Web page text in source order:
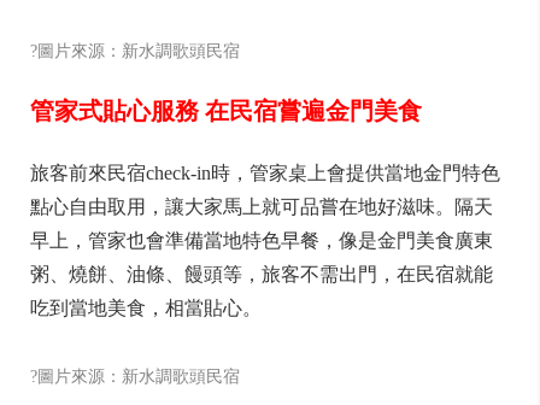
?圖片來源：新水調歌頭民宿
管家式貼心服務 在民宿嘗遍金門美食
旅客前來民宿check-in時，管家桌上會提供當地金門特色
點心自由取用，讓大家馬上就可品嘗在地好滋味。隔天
早上，管家也會準備當地特色早餐，像是金門美食廣東
粥、燒餅、油條、饅頭等，旅客不需出門，在民宿就能
吃到當地美食，相當貼心。
?圖片來源：新水調歌頭民宿